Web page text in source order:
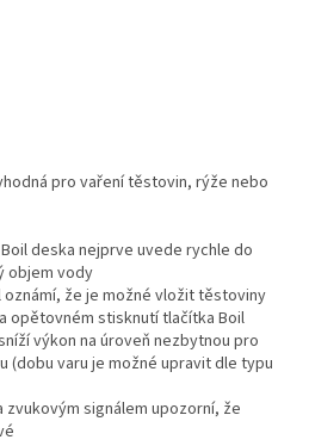
pro vaření těstovin, rýže nebo
deska nejprve uvede rychle do
objem vody
že je možné vložit těstoviny
opětovném stisknutí tlačítka Boil
výkon na úroveň nezbytnou pro
(dobu varu je možné upravit dle typu
signálem upozorní, že